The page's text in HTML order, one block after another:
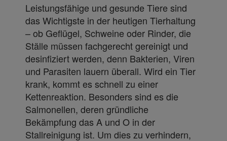
Leistungsfähige und gesunde Tiere sind
das Wichtigste in der heutigen Tierhaltung
– ob Geflügel, Schweine oder Rinder, die
Ställe müssen fachgerecht gereinigt und
desinfiziert werden, denn Bakterien, Viren
und Parasiten lauern überall. Wird ein Tier
krank, kommt es schnell zu einer
Kettenreaktion. Besonders sind es die
Salmonellen, deren gründliche
Bekämpfung das A und O in der
Stallreinigung ist. Um dies zu verhindern,